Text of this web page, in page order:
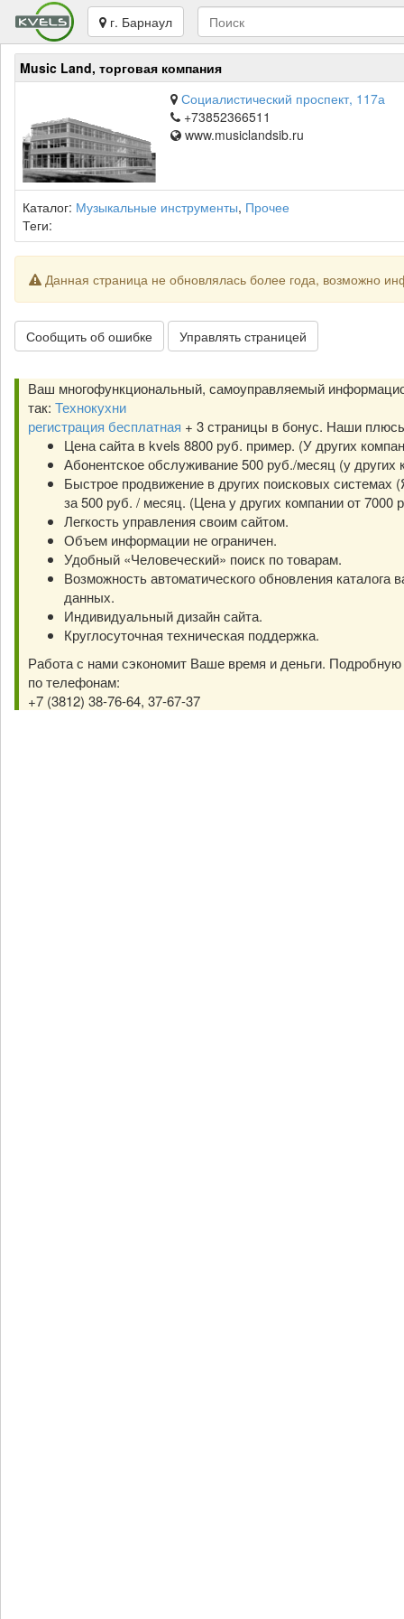
г. Барнаул
Music Land, торговая компания
Социалистический проспект, 117а
+73852366511
www.musiclandsib.ru
Каталог: Музыкальные инструменты, Прочее
Теги:
Данная страница не обновлялась более года, возможно
Сообщить об ошибке Управлять страницей
Ваш многофункциональный, самоуправляемый
так: Технокухни
регистрация бесплатная + 3 страницы в бонус. Наши
Цена сайта в kvels 8800 руб. пример. (У других
Абонентское обслуживание 500 руб./месяц (у других
Быстрое продвижение в других поисковых системах
за 500 руб. / месяц. (Цена у других компании от 7000
Легкость управления своим сайтом.
Объем информации не ограничен.
Удобный «Человеческий» поиск по товарам.
Возможность автоматического обновления каталога
данных.
Индивидуальный дизайн сайта.
Круглосуточная техническая поддержка.
Работа с нами сэкономит Ваше время и деньги.
по телефонам:
+7 (3812) 38-76-64, 37-67-37